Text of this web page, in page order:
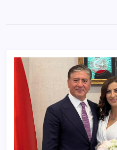
content